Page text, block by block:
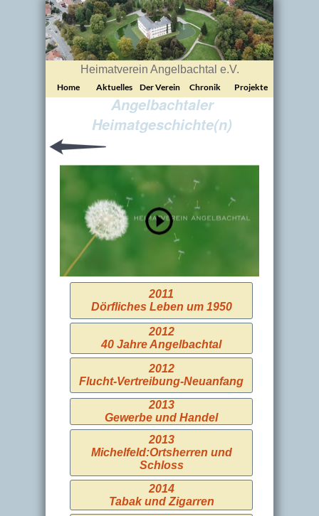
Heimatverein Angelbachtal e.V.
Home Aktuelles Der Verein Chronik Projekte
Angelbachtaler
Heimatgeschichte(n)
2011
Dörfliches Leben um 1950
2012
40 Jahre Angelbachtal
2012
Flucht-Vertreibung-Neuanfang
2013
Gewerbe und Handel
2013
Michelfeld:Ortsherren und
Schloss
2014
Tabak und Zigarren